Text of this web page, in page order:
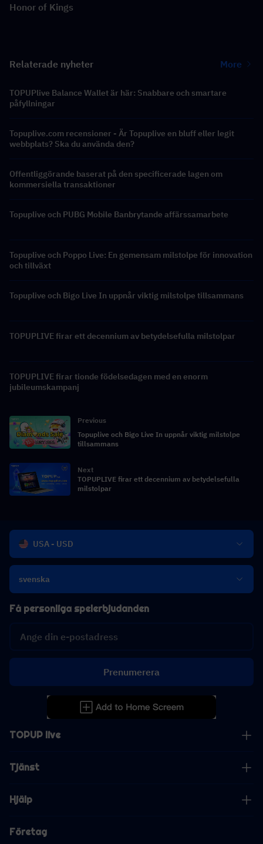
Honor of Kings
Relaterade nyheter More
TOPUPlive Balance Wallet är här: Snabbare och smartare
påfyllningar
Topuplive.com recensioner - Är Topuplive en bluff eller legit
webbplats? Ska du använda den?
Offentliggörande baserat på den specificerade lagen om
kommersiella transaktioner
Topuplive och PUBG Mobile Banbrytande affärssamarbete
Topuplive och Poppo Live: En gemensam milstolpe för innovation
och tillväxt
Topuplive och Bigo Live In uppnår viktig milstolpe tillsammans
TOPUPLIVE firar ett decennium av betydelsefulla milstolpar
TOPUPLIVE firar tionde födelsedagen med en enorm
jubileumskampanj
Previous
Topuplive och Bigo Live In uppnår viktig milstolpe
tillsammans
Next
TOPUPLIVE firar ett decennium av betydelsefulla
milstolpar
USA - USD
svenska
TOPUP live
Tjänst
Hjälp
Företag
Få personliga spelerbjudanden
Prenumerera